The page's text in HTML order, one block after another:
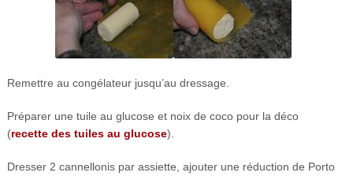
Remettre au congélateur jusqu’au dressage.
Préparer une tuile au glucose et noix de coco pour la déco
(recette des tuiles au glucose).
Dresser 2 cannellonis par assiette, ajouter une réduction de Porto